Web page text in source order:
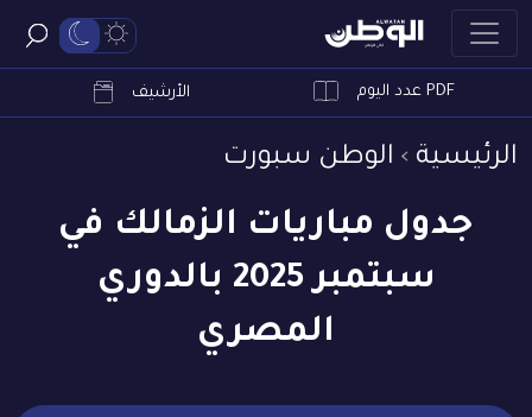
PDF عدد اليوم الأرشيف
الرئيسية الوطن سبورت
جدول مباريات الزمالك في
سبتمبر 2025 بالدوري
المصري